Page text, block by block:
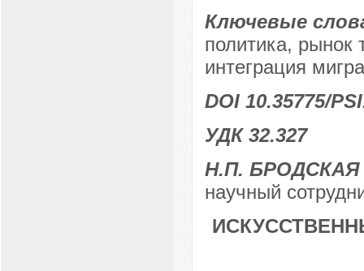
Ключевые
политика, рынок
интеграция
DOI 10.35775/
УДК 32.327
Н.П. БРОДСКАЯ
научный